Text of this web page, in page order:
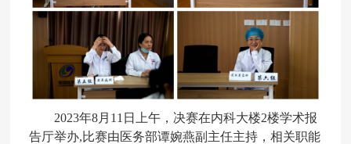
2023年8月11日上午，决赛在内科大楼2楼学术报
告厅举办,比赛由医务部谭婉燕副主任主持，相关职能